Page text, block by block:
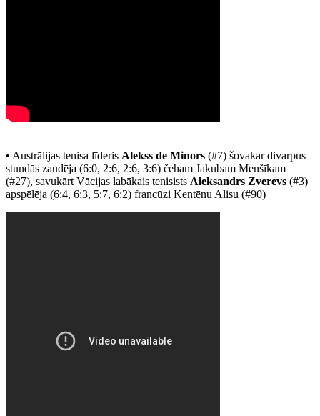
• Austrālijas tenisa līderis Alekss de Minors (#7) šovakar divarpus
stundās zaudēja (6:0, 2:6, 2:6, 3:6) čeham Jakubam Menšīkam
(#27), savukārt Vācijas labākais tenisists Aleksandrs Zverevs (#3)
apspēlēja (6:4, 6:3, 5:7, 6:2) francūzi Kentēnu Alisu (#90)